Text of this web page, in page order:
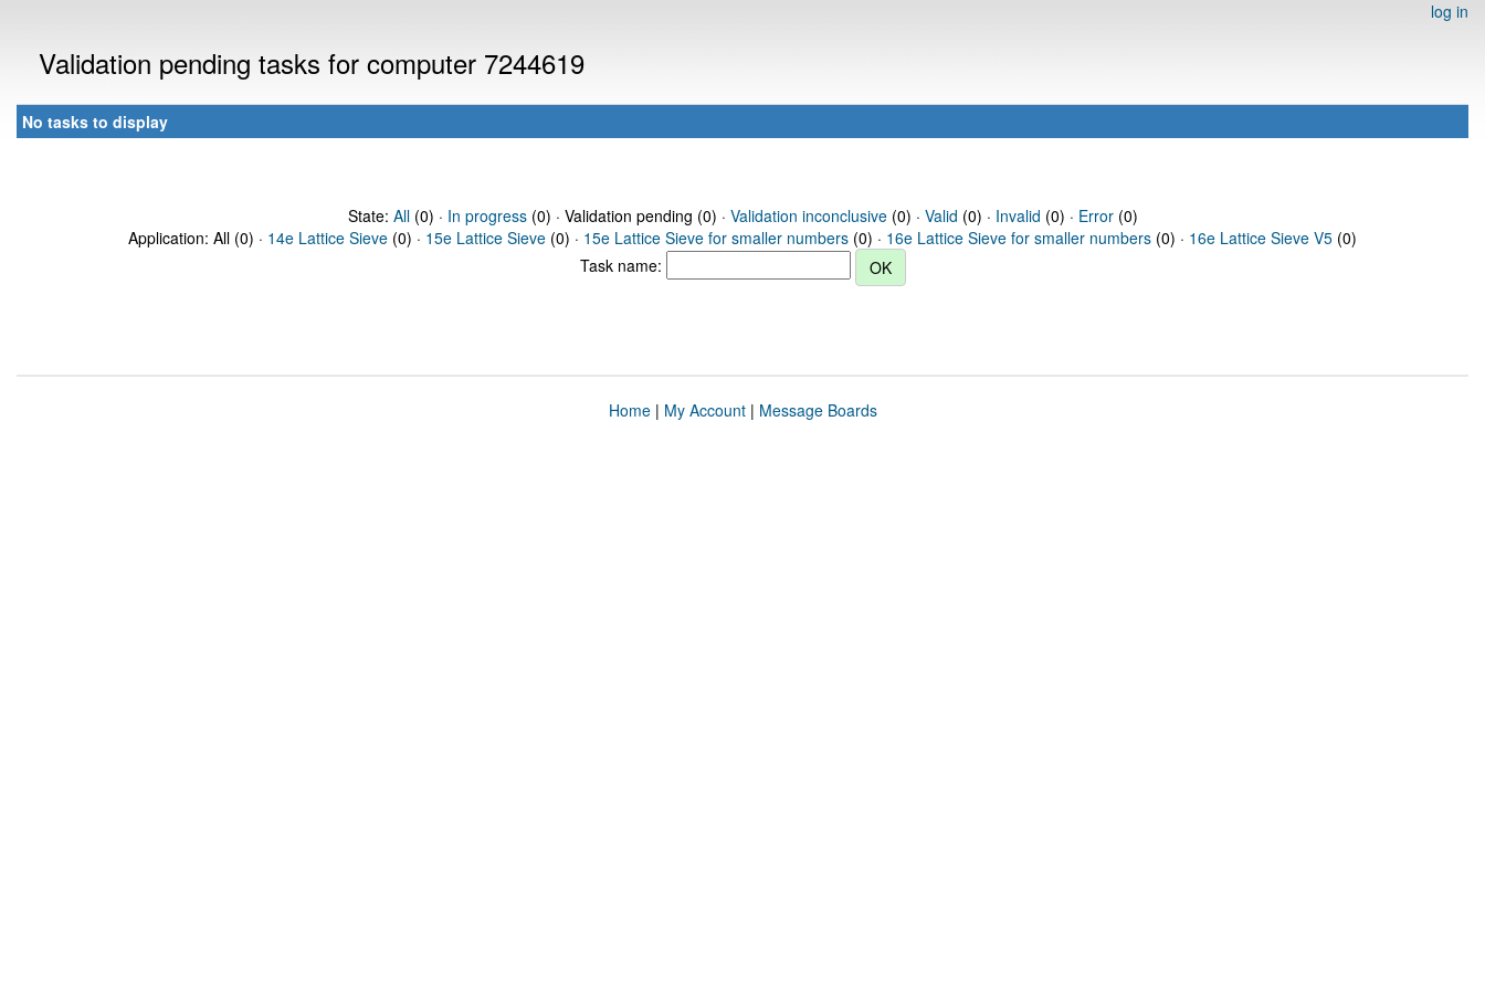
log in
Validation pending tasks for computer 7244619
No tasks to display
State: All(0) · In progress(0) · Validation pending (0) · Validation inconclusive(0) · Valid (0) · Invalid (0) · Error(0)
Application: All (0) · 14e Lattice Sieve (0) · 15e Lattice Sieve (0) · 15e Lattice Sieve for smaller numbers (0) · 16e Lattice Sieve for smaller numbers (0) · 16e Lattice Sieve V5 (0)
Task name:
Home| My Account| Message Boards